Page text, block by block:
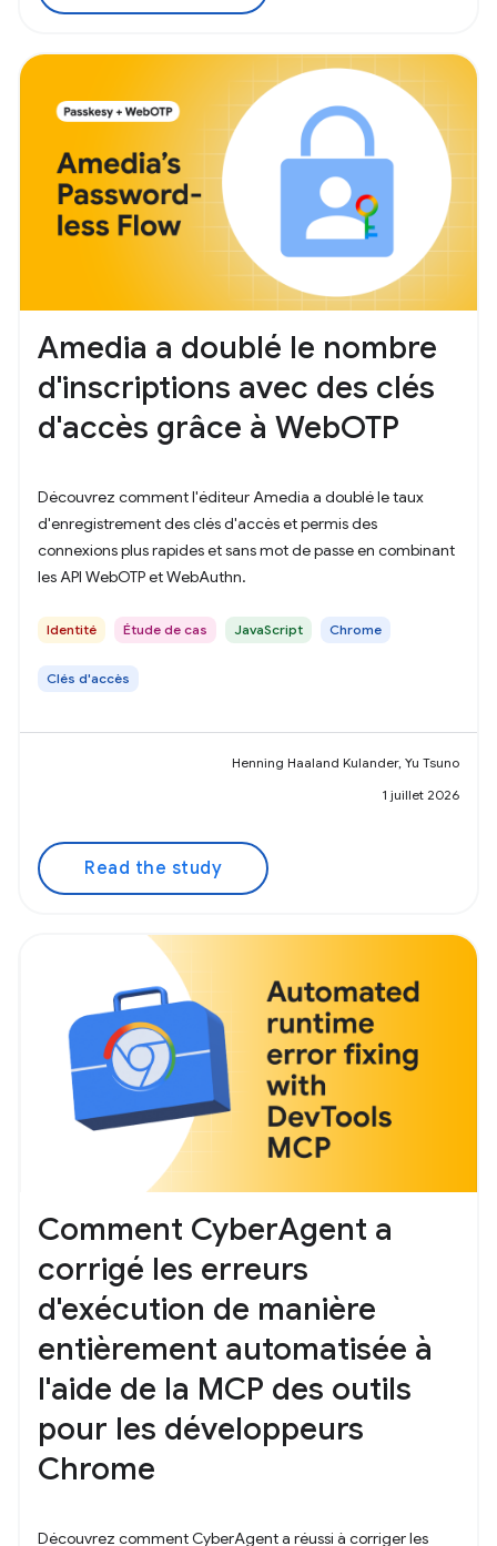
Amedia a doublé le nombre
d'inscriptions avec des clés
d'accès grâce à WebOTP
Découvrez comment l'éditeur Amedia a doublé le taux
d'enregistrement des clés d'accès et permis des
connexions plus rapides et sans mot de passe en combinant
les API WebOTP et WebAuthn.
Identité Étude de cas JavaScript Chrome
Clés d'accès
Henning Haaland Kulander, Yu Tsuno
1 juillet 2026
Read the study
Comment CyberAgent a
corrigé les erreurs
d'exécution de manière
entièrement automatisée à
l'aide de la MCP des outils
pour les développeurs
Chrome
Découvrez comment CyberAgent a réussi à corriger les